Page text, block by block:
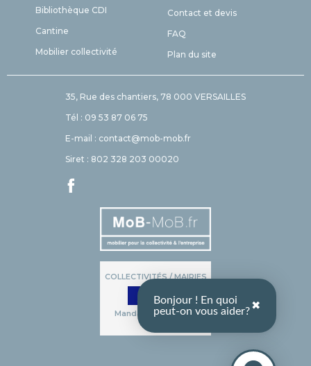
Bibliothèque CDI
Cantine
Mobilier collectivité
Contact et devis
FAQ
Plan du site
35, Rue des chantiers, 78 000 VERSAILLES
Tél : 09 53 87 06 75
E-mail : contact@mob-mob.fr
Siret : 802 328 203 00020
COLLECTIVITÉS / MAIRIES
Mandat administratif
accepté
Bonjour ! En quoi
peut-on vous aider?✖